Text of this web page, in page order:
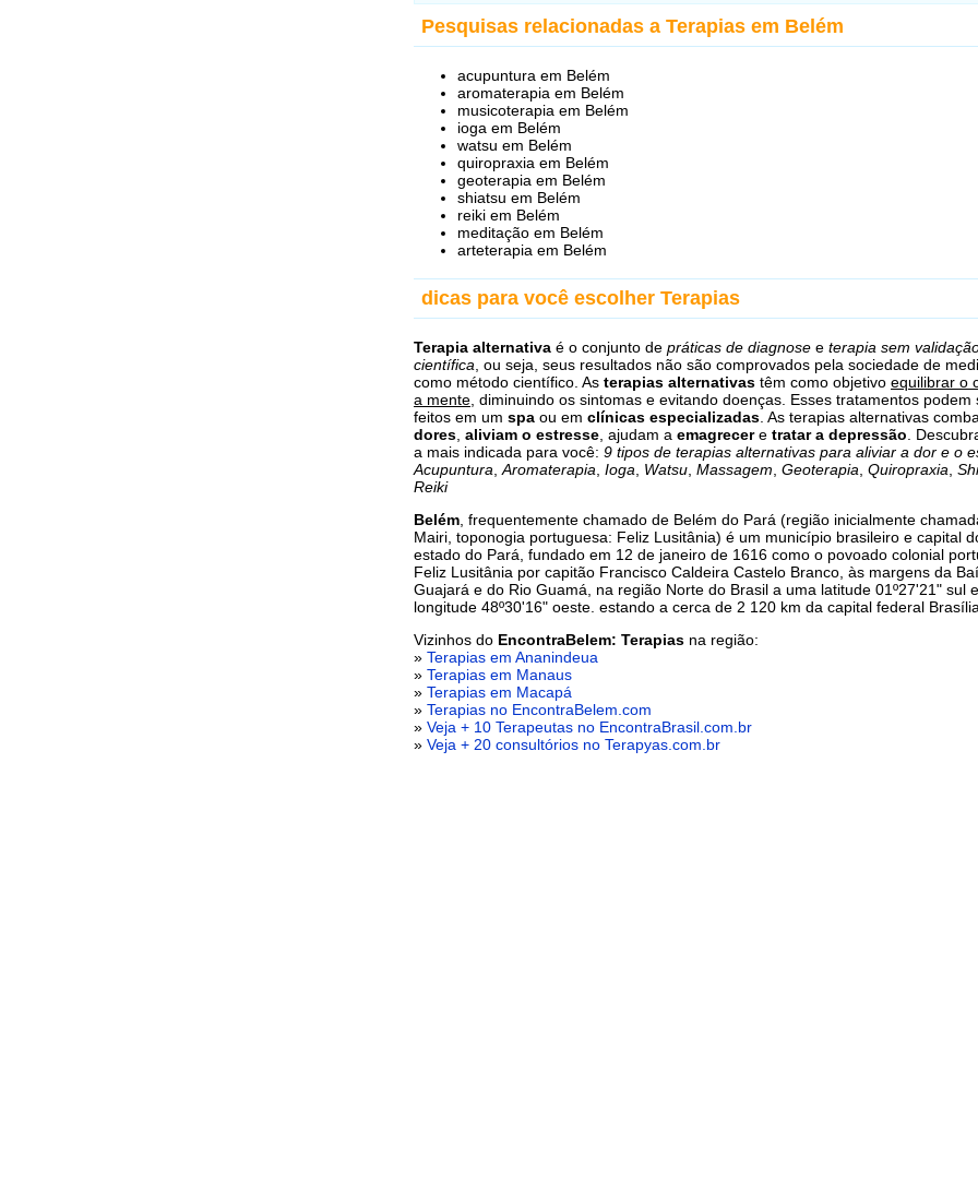
Pesquisas relacionadas a Terapias em Belém
acupuntura em Belém
aromaterapia em Belém
musicoterapia em Belém
ioga em Belém
watsu em Belém
quiropraxia em Belém
geoterapia em Belém
shiatsu em Belém
reiki em Belém
meditação em Belém
arteterapia em Belém
dicas para você escolher Terapias
Terapia alternativa é o conjunto de práticas de diagnose e terapia sem
científica , ou seja, seus resultados não são comprovados pela sociedade de
como método científico. As terapias alternativas têm como objetivo equilibrar o
a mente , diminuindo os sintomas e evitando doenças. Esses tratamentos podem
feitos em um spa ou em clínicas especializadas . As terapias alternativas
dores aliviam o estresse , ajudam a emagrecere tratar a depressão .
a mais indicada para você: 9 tipos de terapias alternativas para aliviar a dor e o
Acupuntura Aromaterapia Ioga Watsu Massagem Geoterapia Quiropraxia
Reiki
Belém , frequentemente chamado de Belém do Pará (região inicialmente
Mairi, toponogia portuguesa: Feliz Lusitânia) é um município brasileiro e capital
estado do Pará, fundado em 12 de janeiro de 1616 como o povoado colonial
Feliz Lusitânia por capitão Francisco Caldeira Castelo Branco, às margens da
Guajará e do Rio Guamá, na região Norte do Brasil a uma latitude 01º27'21" sul e
longitude 48º30'16" oeste. estando a cerca de 2 120 km da capital federal Brasília.
Vizinhos do EncontraBelem: Terapias na região:
» Terapias em Ananindeua
» Terapias em Manaus
» Terapias em Macapá
» Terapias no EncontraBelem.com
» Veja + 10 Terapeutas no EncontraBrasil.com.br
» Veja + 20 consultórios no Terapyas.com.br